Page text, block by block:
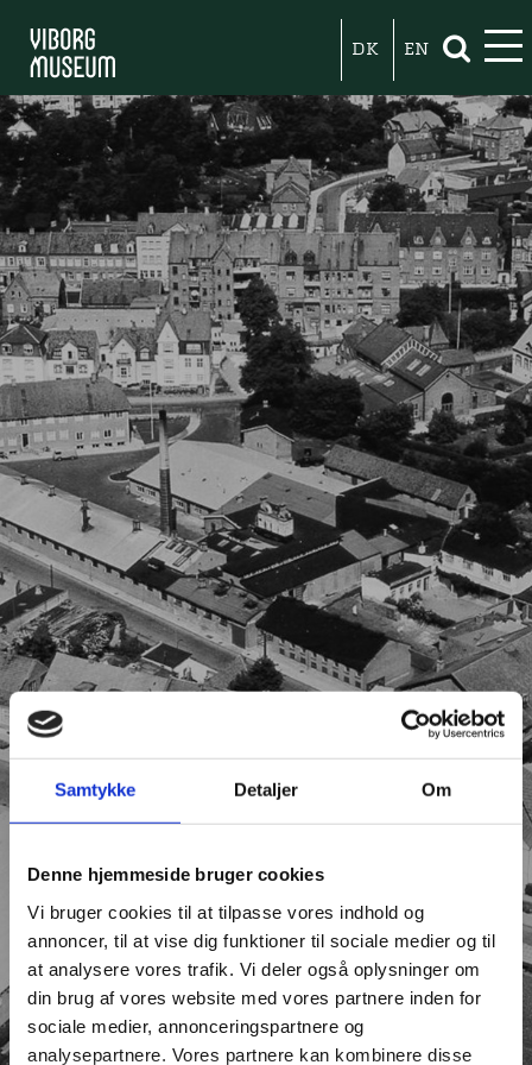
Samtykke Detaljer Om
Denne hjemmeside bruger cookies
Vi bruger cookies til at tilpasse vores indhold og
annoncer, til at vise dig funktioner til sociale medier og til
at analysere vores trafik. Vi deler også oplysninger om
din brug af vores website med vores partnere inden for
sociale medier, annonceringspartnere og
analysepartnere. Vores partnere kan kombinere disse
DK EN